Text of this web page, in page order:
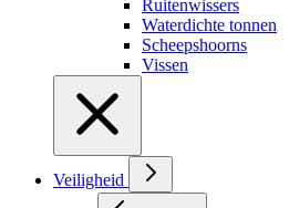
Ruitenwissers
Waterdichte tonnen
Scheepshoorns
Vissen
Veiligheid